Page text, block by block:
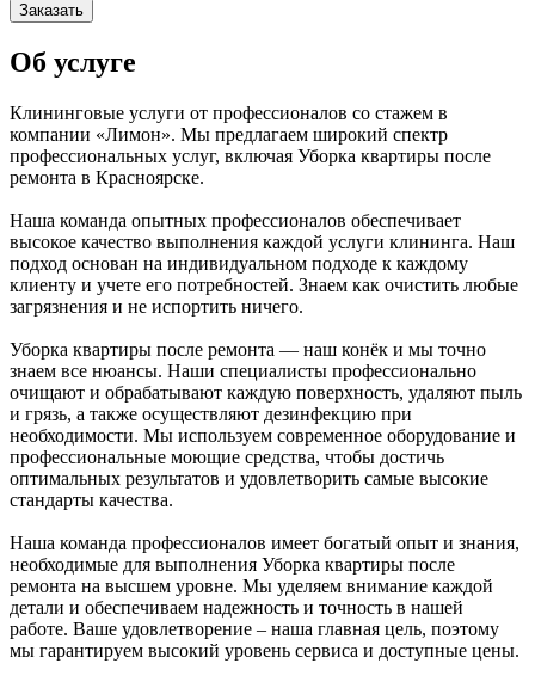
Заказать
Об услуге
Клининговые услуги от профессионалов со стажем в
компании «Лимон». Мы предлагаем широкий спектр
профессиональных услуг, включая Уборка квартиры после
ремонта в Красноярске.
Наша команда опытных профессионалов обеспечивает
высокое качество выполнения каждой услуги клининга. Наш
подход основан на индивидуальном подходе к каждому
клиенту и учете его потребностей. Знаем как очистить любые
загрязнения и не испортить ничего.
Уборка квартиры после ремонта — наш конёк и мы точно
знаем все нюансы. Наши специалисты профессионально
очищают и обрабатывают каждую поверхность, удаляют пыль
и грязь, а также осуществляют дезинфекцию при
необходимости. Мы используем современное оборудование и
профессиональные моющие средства, чтобы достичь
оптимальных результатов и удовлетворить самые высокие
стандарты качества.
Наша команда профессионалов имеет богатый опыт и знания,
необходимые для выполнения Уборка квартиры после
ремонта на высшем уровне. Мы уделяем внимание каждой
детали и обеспечиваем надежность и точность в нашей
работе. Ваше удовлетворение – наша главная цель, поэтому
мы гарантируем высокий уровень сервиса и доступные цены.